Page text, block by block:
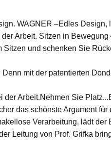
WAGNER –Edles Design,
Arbeit. Sitzen in
und schenken Sie
mit der patentierten
Arbeit.Nehmen Sie
das schönste Argument
Verarbeitung, lädt
Leitung von Prof. Grifka